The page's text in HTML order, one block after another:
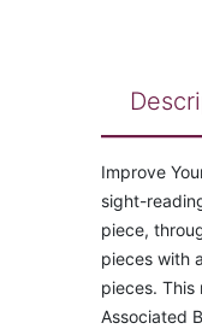
Improve
sight-
piece,
pieces with
pieces.
Associated